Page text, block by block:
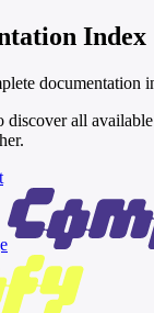
Index
documentation
discover all